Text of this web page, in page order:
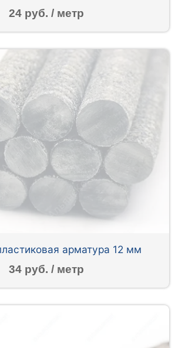
24 руб. / метр
арматура 12 мм
34 руб. / метр